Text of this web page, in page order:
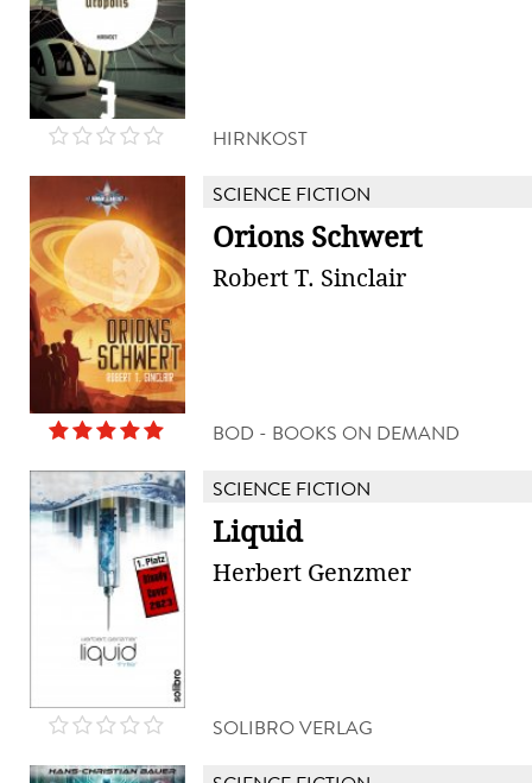
HIRNKOST
SCIENCE FICTION
Orions Schwert
Robert T. Sinclair
BOD - BOOKS ON DEMAND
SCIENCE FICTION
Liquid
Herbert Genzmer
SOLIBRO VERLAG